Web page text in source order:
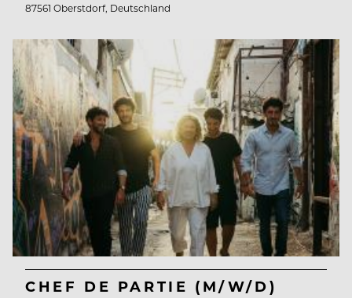
87561 Oberstdorf, Deutschland
CHEF DE PARTIE (M/W/D)